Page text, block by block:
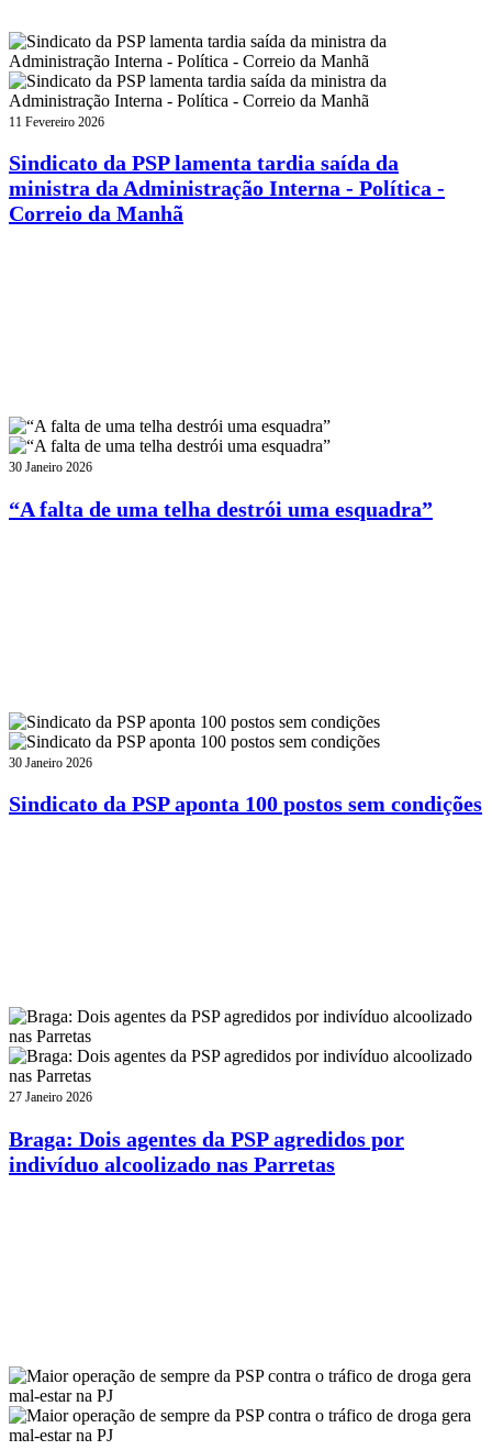
11 Fevereiro 2026
Sindicato da PSP lamenta tardia saída da
ministra da Administração Interna - Política -
Correio da Manhã
30 Janeiro 2026
“A falta de uma telha destrói uma esquadra”
30 Janeiro 2026
Sindicato da PSP aponta 100 postos sem condições
27 Janeiro 2026
Braga: Dois agentes da PSP agredidos por
indivíduo alcoolizado nas Parretas